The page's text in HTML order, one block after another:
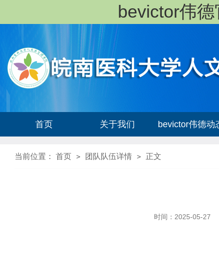
bevictor伟
首页 关于我们 bevictor伟德动
当前位置： 首页 > 团队队伍详情 > 正文
时间：2025-05-27